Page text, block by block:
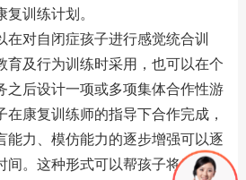
训练计划。
在对自闭症孩子进行感觉统合训
育及行为训练时采用，也可以在个
之后设计一项或多项集体合作性游
在康复训练师的指导下合作完成，
能力、模仿能力的逐步增强可以逐
间。这种形式可以帮孩子将所学的